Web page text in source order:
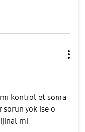
kontrol et sonra
sorun yok ise o
mi